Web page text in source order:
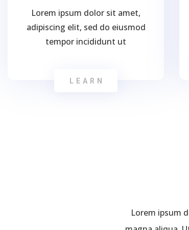
Lorem ipsum dolor sit amet,
adipiscing elit, sed do eiusmod
tempor incididunt ut
LEARN
Lorem ipsum